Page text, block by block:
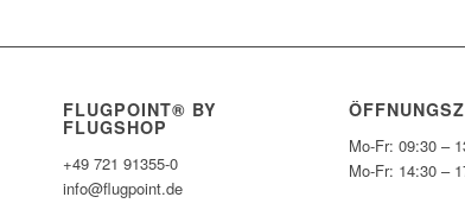
FLUGPOINT® BY
FLUGSHOP
+49 721 91355-0
info@flugpoint.de
Mo-Fr: 09:30 –
Mo-Fr: 14:30 –